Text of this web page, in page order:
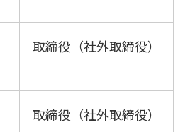
取締役（社外取締役）
取締役（社外取締役）